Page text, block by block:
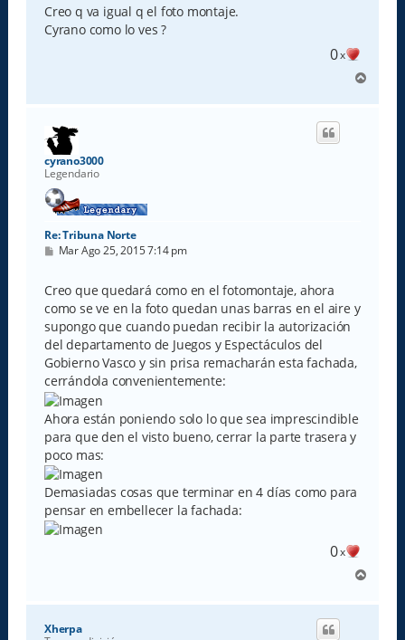
s
a
j
Creo q va igual q el foto montaje.
Cyrano como lo ves ?
0x
r
cyrano3000
Legendario
Re: Tribuna Norte
M
s
a
j
e
Mar Ago 25, 2015 7:14 pm
Creo que quedará como en el fotomontaje, ahora
como se ve en la foto quedan unas barras en el aire y
supongo que cuando puedan recibir la autorización
del departamento de Juegos y Espectáculos del
Gobierno Vasco y sin prisa remacharán esta fachada,
cerrándola convenientemente:
Ahora están poniendo solo lo que sea imprescindible
para que den el visto bueno, cerrar la parte trasera y
poco mas:
Demasiadas cosas que terminar en 4 días como para
pensar en embellecer la fachada:
0x
r
Xherpa